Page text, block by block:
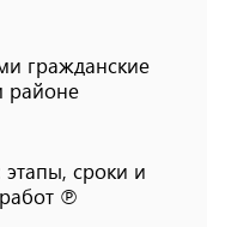
гражданские
районе
сроки и
℗